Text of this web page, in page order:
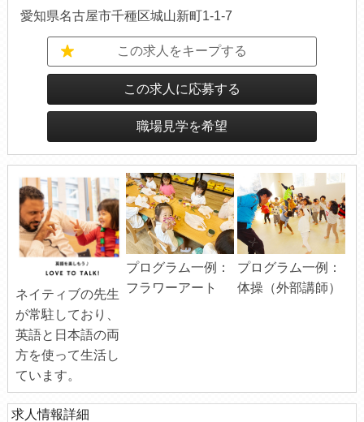
愛知県名古屋市千種区城山新町1-1-7
この求人をキープする
この求人に応募する
職場見学を希望
ネイティブの先生
が常駐しており、
英語と日本語の両
方を使って生活し
ています。
プログラム一例：
フラワーアート
プログラム一例：
体操（外部講師）
求人情報詳細